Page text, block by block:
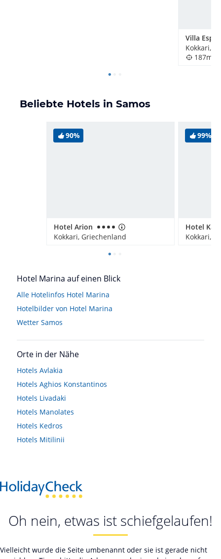
Villa
Kokkari,
187m
Beliebte Hotels in Samos
90%
Hotel Arion
Kokkari, Griechenland
99%
Kokkari,
Hotel Marina auf einen Blick
Alle Hotelinfos Hotel Marina
Hotelbilder von Hotel Marina
Wetter Samos
Orte in der Nähe
Hotels Avlakia
Hotels Aghios Konstantinos
Hotels Livadaki
Hotels Manolates
Hotels Kedros
Hotels Mitilinii
Oh nein, etwas ist schiefgelaufen!
Vielleicht wurde die Seite umbenannt oder sie ist gerade nicht